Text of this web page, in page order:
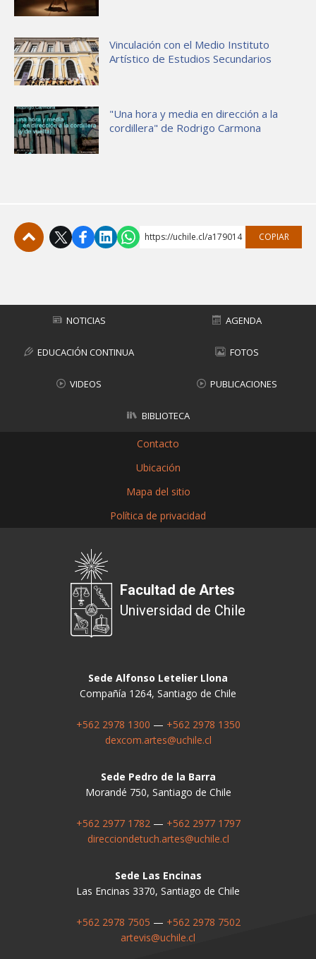
Vinculación con el Medio Instituto
Artístico de Estudios Secundarios
"Una hora y media en dirección a la
cordillera" de Rodrigo Carmona
https://uchile.cl/a179014 COPIAR
NOTICIAS AGENDA
EDUCACIÓN CONTINUA FOTOS
VIDEOS PUBLICACIONES
BIBLIOTECA
Contacto
Ubicación
Mapa del sitio
Política de privacidad
Facultad de Artes
Universidad de Chile
Sede Alfonso Letelier Llona
Compañía 1264, Santiago de Chile
+562 2978 1300 — +562 2978 1350
dexcom.artes@uchile.cl
Sede Pedro de la Barra
Morandé 750, Santiago de Chile
+562 2977 1782— +562 2977 1797
direcciondetuch.artes@uchile.cl
Sede Las Encinas
Las Encinas 3370, Santiago de Chile
+562 2978 7505 — +562 2978 7502
artevis@uchile.cl